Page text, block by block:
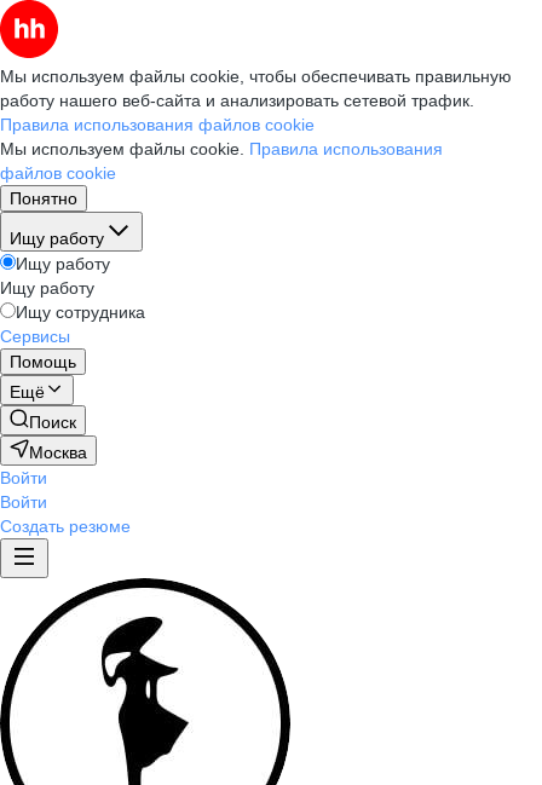
Мы используем файлы cookie, чтобы обеспечивать правильную
работу нашего веб-сайта и анализировать сетевой трафик.
Правила использования файлов cookie
Мы используем файлы cookie. Правила использования
файлов cookie
Понятно
Ищу работу
Ищу работу
Ищу работу
Ищу сотрудника
Сервисы
Помощь
Ещё
Поиск
Москва
Войти
Войти
Создать резюме